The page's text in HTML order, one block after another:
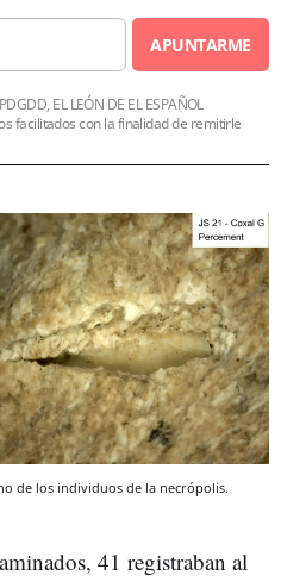
APUNTARME
EL LEÓN DE EL ESPAÑOL
facilitados con la finalidad de remitirle
de los individuos de la necrópolis.
41 registraban al